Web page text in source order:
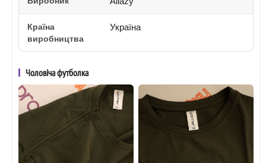
Країна
виробництва
Україна
Чоловіча футболка